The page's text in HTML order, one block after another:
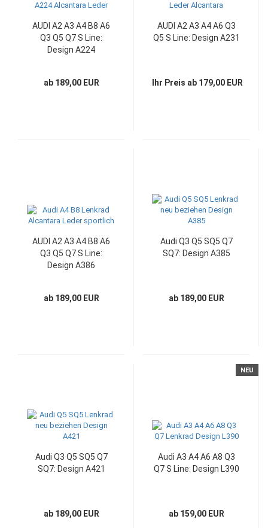
AUDI A2 A3 A4 B8 A6
Q3 Q5 Q7 S Line:
Design A224
ab 189,00 EUR
AUDI A2 A3 A4 A6 Q3
Q5 S Line: Design A231
Ihr Preis ab 179,00 EUR
AUDI A2 A3 A4 B8 A6
Q3 Q5 Q7 S Line:
Design A386
ab 189,00 EUR
Audi Q3 Q5 SQ5 Q7
SQ7: Design A385
ab 189,00 EUR
Audi Q3 Q5 SQ5 Q7
SQ7: Design A421
ab 189,00 EUR
NEU
Audi A3 A4 A6 A8 Q3
Q7 S Line: Design L390
ab 159,00 EUR